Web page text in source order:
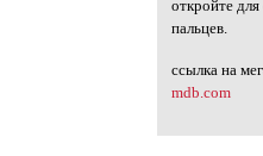
откройте
пальцев.
ссылка на
mdb.com